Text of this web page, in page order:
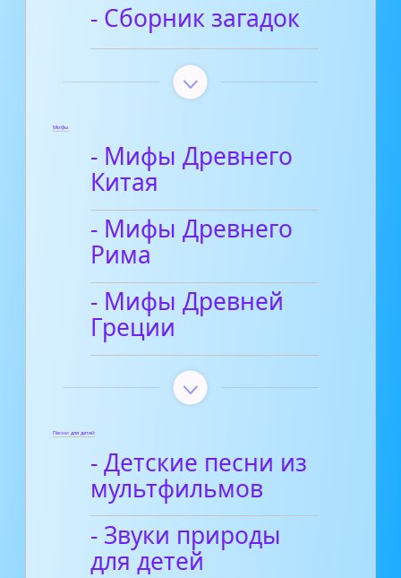
- Сборник загадок
Мифы
- Мифы Древнего
Китая
- Мифы Древнего
Рима
- Мифы Древней
Греции
Песни для детей
- Детские песни из
мультфильмов
- Звуки природы
для детей